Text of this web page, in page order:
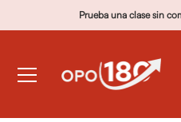
Prueba una clase sin